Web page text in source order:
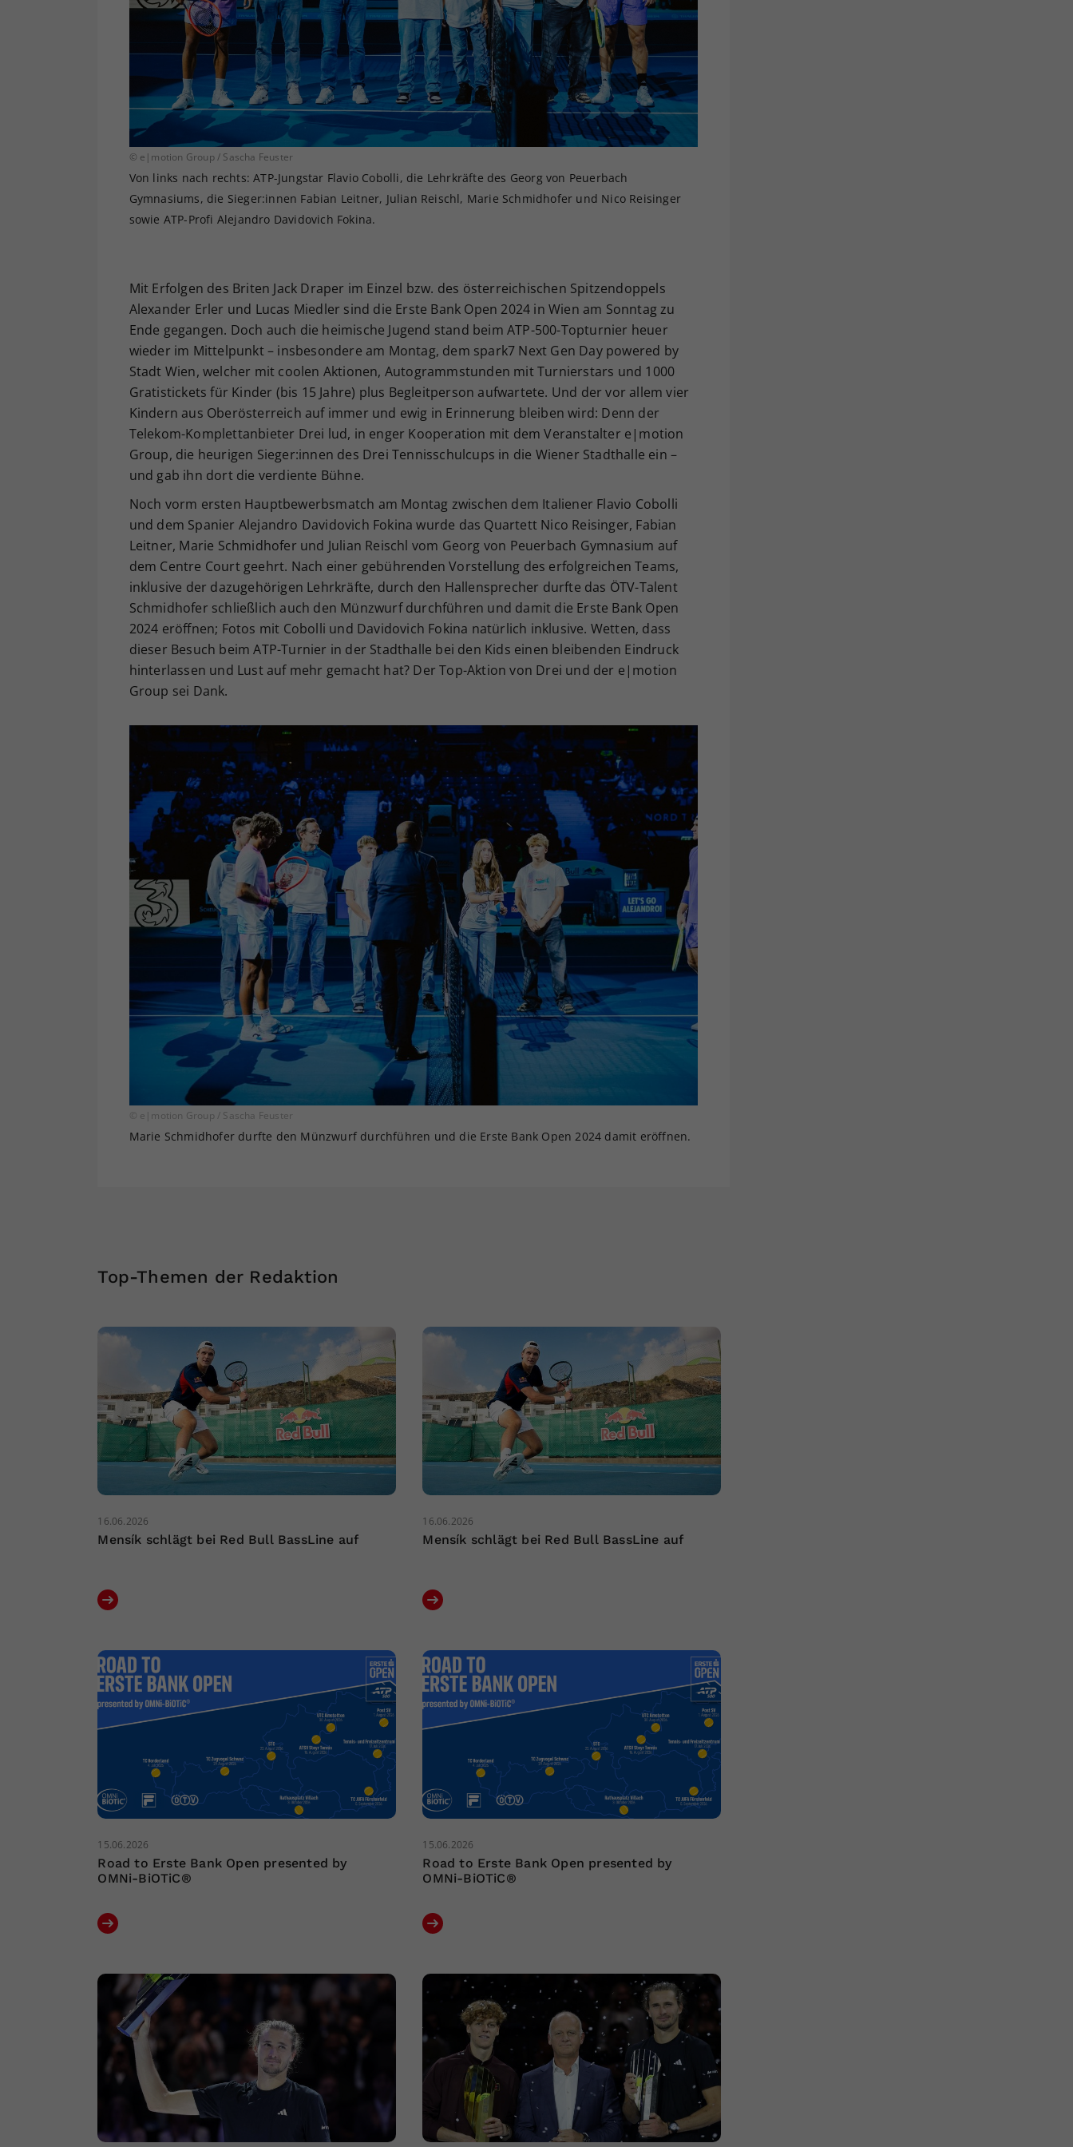
© e|motion Group / Sascha Feuster
Von links nach rechts: ATP-Jungstar Flavio Cobolli, die Lehrkräfte des Georg von Peuerbach
Gymnasiums, die Sieger:innen Fabian Leitner, Julian Reischl, Marie Schmidhofer und Nico Reisinger
sowie ATP-Profi Alejandro Davidovich Fokina.
Mit Erfolgen des Briten Jack Draper im Einzel bzw. des österreichischen Spitzendoppels
Alexander Erler und Lucas Miedler sind die Erste Bank Open 2024 in Wien am Sonntag zu
Ende gegangen. Doch auch die heimische Jugend stand beim ATP-500-Topturnier heuer
wieder im Mittelpunkt – insbesondere am Montag, dem spark7 Next Gen Day powered by
Stadt Wien, welcher mit coolen Aktionen, Autogrammstunden mit Turnierstars und 1000
Gratistickets für Kinder (bis 15 Jahre) plus Begleitperson aufwartete. Und der vor allem vier
Kindern aus Oberösterreich auf immer und ewig in Erinnerung bleiben wird: Denn der
Telekom-Komplettanbieter Drei lud, in enger Kooperation mit dem Veranstalter e|motion
Group, die heurigen Sieger:innen des Drei Tennisschulcups in die Wiener Stadthalle ein –
und gab ihn dort die verdiente Bühne.
Noch vorm ersten Hauptbewerbsmatch am Montag zwischen dem Italiener Flavio Cobolli
und dem Spanier Alejandro Davidovich Fokina wurde das Quartett Nico Reisinger, Fabian
Leitner, Marie Schmidhofer und Julian Reischl vom Georg von Peuerbach Gymnasium auf
dem Centre Court geehrt. Nach einer gebührenden Vorstellung des erfolgreichen Teams,
inklusive der dazugehörigen Lehrkräfte, durch den Hallensprecher durfte das ÖTV-Talent
Schmidhofer schließlich auch den Münzwurf durchführen und damit die Erste Bank Open
2024 eröffnen; Fotos mit Cobolli und Davidovich Fokina natürlich inklusive. Wetten, dass
dieser Besuch beim ATP-Turnier in der Stadthalle bei den Kids einen bleibenden Eindruck
hinterlassen und Lust auf mehr gemacht hat? Der Top-Aktion von Drei und der e|motion
Group sei Dank.
© e|motion Group / Sascha Feuster
Marie Schmidhofer durfte den Münzwurf durchführen und die Erste Bank Open 2024 damit eröffnen.
Top-Themen der Redaktion
16.06.2026
Mensík schlägt bei Red Bull BassLine auf
16.06.2026
Mensík schlägt bei Red Bull BassLine auf
15.06.2026
Road to Erste Bank Open presented by
OMNi-BiOTiC®
15.06.2026
Road to Erste Bank Open presented by
OMNi-BiOTiC®
Ihrer vorgenommen Einstellungen, falls der
Webseiten-Betreiber dies eingestellt hat.